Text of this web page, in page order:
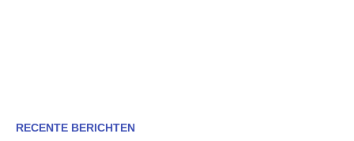
RECENTE BERICHTEN